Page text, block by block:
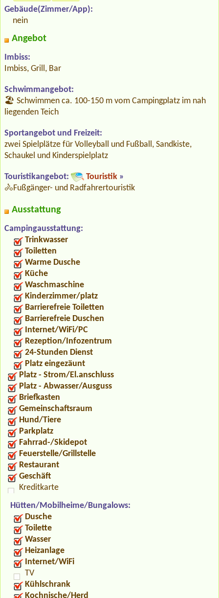
Gebäude(Zimmer/App):
nein
Angebot
Imbiss:
Imbiss, Grill, Bar
Schwimmangebot:
🏖️ Schwimmen ca. 100-150 m vom Campingplatz im nah
liegenden Teich
Sportangebot und Freizeit:
zwei Spielplätze für Volleyball und Fußball, Sandkiste,
Schaukel und Kinderspielplatz
Touristikangebot: Touristik »
🚴‍Fußgänger- und Radfahrertouristik
Ausstattung
Campingausstattung:
Trinkwasser
Toiletten
Warme Dusche
Küche
Waschmaschine
Kinderzimmer/platz
Barrierefreie Toiletten
Barrierefreie Duschen
Internet/WiFi/PC
Rezeption/Infozentrum
24-Stunden Dienst
Platz eingezäunt
Platz - Strom/El.anschluss
Platz - Abwasser/Ausguss
Briefkasten
Gemeinschaftsraum
Hund/Tiere
Parkplatz
Fahrrad-/Skidepot
Feuerstelle/Grillstelle
Restaurant
Geschäft
Kreditkarte
Hütten/Mobilheime/Bungalows:
Dusche
Toilette
Wasser
Heizanlage
Internet/WiFi
TV
Kühlschrank
Kochnische/Herd